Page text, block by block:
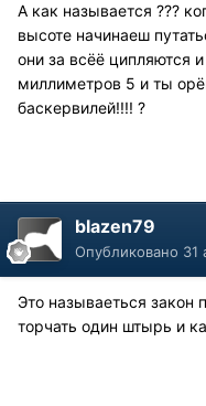
А как называется ???
высоте начинаеш
они за всёё ципляются
миллиметров 5 и ты
баскервилей!!!! ?
blazen79
Опубликовано 31
Это называеться закон
торчать один штырь и